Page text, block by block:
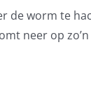
de worm te
neer op